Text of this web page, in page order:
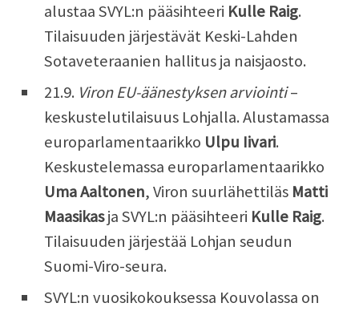
alustaa SVYL:n pääsihteeri Kulle Raig.
Tilaisuuden järjestävät Keski-Lahden
Sotaveteraanien hallitus ja naisjaosto.
21.9. Viron EU-äänestyksen arviointi–
keskustelutilaisuus Lohjalla. Alustamassa
europarlamentaarikko Ulpu Iivari.
Keskustelemassa europarlamentaarikko
Uma Aaltonen, Viron suurlähettiläs Matti
Maasikasja SVYL:n pääsihteeri Kulle Raig.
Tilaisuuden järjestää Lohjan seudun
Suomi-Viro-seura.
SVYL:n vuosikokouksessa Kouvolassa on